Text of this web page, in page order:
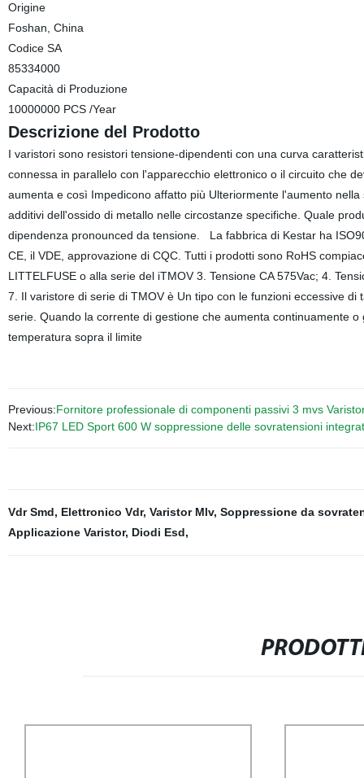
Origine
Foshan, China
Codice SA
85334000
Capacità di Produzione
10000000 PCS /Year
Descrizione del Prodotto
I varistori sono resistori tensione-dipendenti con una curva
connessa in parallelo con l'apparecchio elettronico o il circuito che
aumenta e così Impedicono affatto più Ulteriormente l'aumento
additivi dell'ossido di metallo nelle circostanze specifiche. Quale
dipendenza pronounced da tensione. La fabbrica di Kestar ha
CE, il VDE, approvazione di CQC. Tutti i prodotti sono RoHS
LITTELFUSE o alla serie del iTMOV 3. Tensione CA 575Vac; 4.
7. Il varistore di serie di TMOV è Un tipo con le funzioni eccessive
serie. Quando la corrente di gestione che aumenta continuamente
temperatura sopra il limite
Previous:Fornitore professionale di componenti passivi 3 mvs
Next:IP67 LED Sport 600 W soppressione delle sovratensioni
Vdr Smd, Elettronico Vdr, Varistor Mlv, Soppressione da
Applicazione Varistor, Diodi Esd,